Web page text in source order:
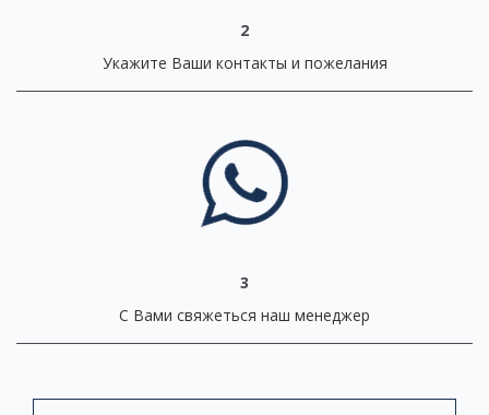
2
Укажите Ваши контакты и пожелания
3
С Вами свяжеться наш менеджер